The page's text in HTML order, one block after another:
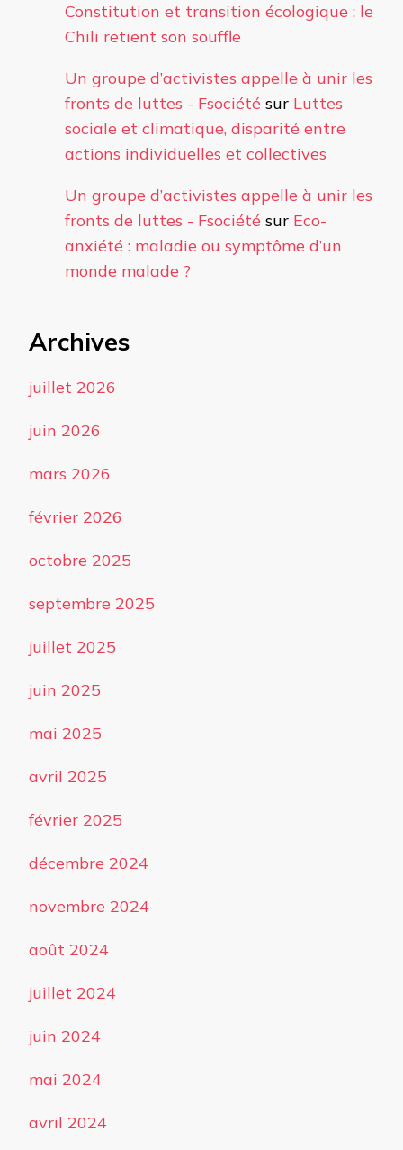
Constitution et transition écologique : le
Chili retient son souffle
Un groupe d’activistes appelle à unir les
fronts de luttes - Fsociété sur Luttes
sociale et climatique, disparité entre
actions individuelles et collectives
Un groupe d’activistes appelle à unir les
fronts de luttes - Fsociété sur Eco-
anxiété : maladie ou symptôme d’un
monde malade ?
Archives
juillet 2026
juin 2026
mars 2026
février 2026
octobre 2025
septembre 2025
juillet 2025
juin 2025
mai 2025
avril 2025
février 2025
décembre 2024
novembre 2024
août 2024
juillet 2024
juin 2024
mai 2024
avril 2024